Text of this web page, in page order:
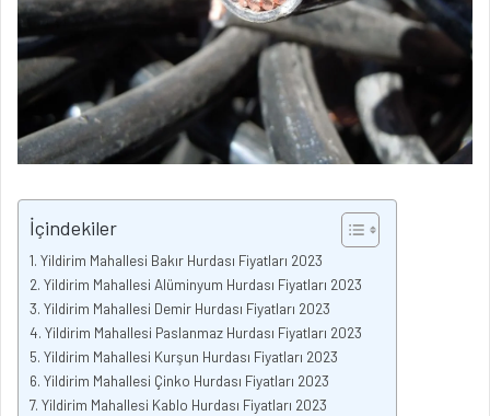
İçindekiler
Yildirim Mahallesi Bakır Hurdası Fiyatları 2023
Yildirim Mahallesi Alüminyum Hurdası Fiyatları 2023
Yildirim Mahallesi Demir Hurdası Fiyatları 2023
Yildirim Mahallesi Paslanmaz Hurdası Fiyatları 2023
Yildirim Mahallesi Kurşun Hurdası Fiyatları 2023
Yildirim Mahallesi Çinko Hurdası Fiyatları 2023
Yildirim Mahallesi Kablo Hurdası Fiyatları 2023